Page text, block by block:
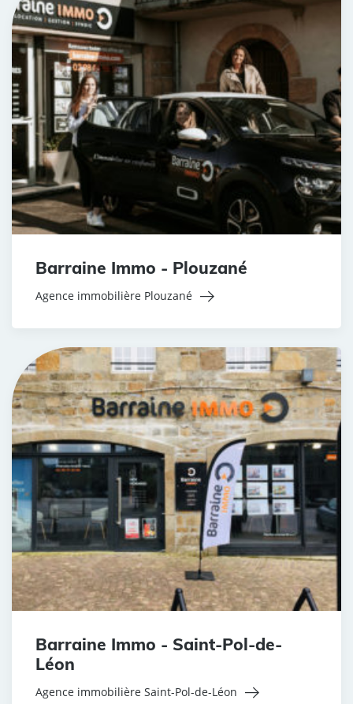
Barraine Immo - Plouzané
Agence immobilière Plouzané
Barraine Immo - Saint-Pol-de-
Léon
Agence immobilière Saint-Pol-de-Léon